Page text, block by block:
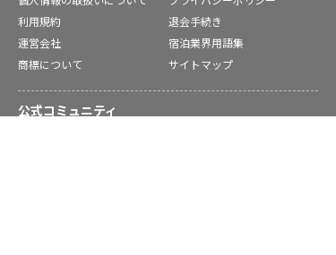
利用規約
退会手続き
運営会社
宿泊業界用語集
商標について
サイトマップ
公式コミュニティ